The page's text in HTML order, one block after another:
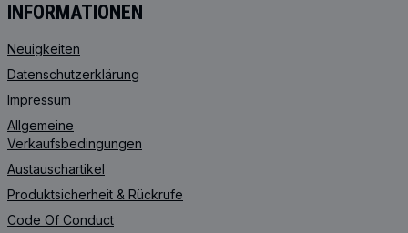
INFORMATIONEN
Neuigkeiten
Datenschutzerklärung
Impressum
Allgemeine
Verkaufsbedingungen
Austauschartikel
Produktsicherheit & Rückrufe
Code Of Conduct